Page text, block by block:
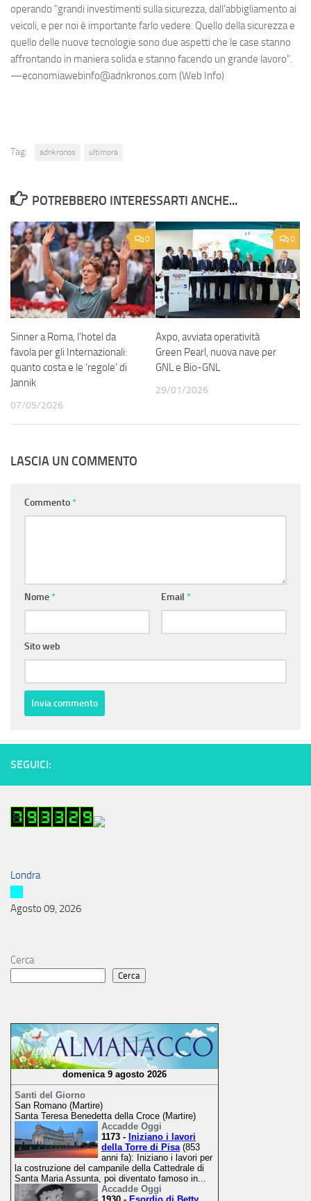
operando "grandi investimenti sulla sicurezza, dall'abbigliamento ai
veicoli, e per noi è importante farlo vedere. Quello della sicurezza e
quello delle nuove tecnologie sono due aspetti che le case stanno
affrontando in maniera solida e stanno facendo un grande lavoro".
—economiawebinfo@adnkronos.com (Web Info)
Tag: adnkronos ultimora
POTREBBERO INTERESSARTI ANCHE...
0
Sinner a Roma, l’hotel da
favola per gli Internazionali:
quanto costa e le ‘regole’ di
Jannik
07/05/2026
0
Axpo, avviata operatività
Green Pearl, nuova nave per
GNL e Bio-GNL
29/01/2026
LASCIA UN COMMENTO
Commento*
Nome* Email *
Sito web
SEGUICI:
Londra
Agosto 09, 2026
Cerca
Cerca